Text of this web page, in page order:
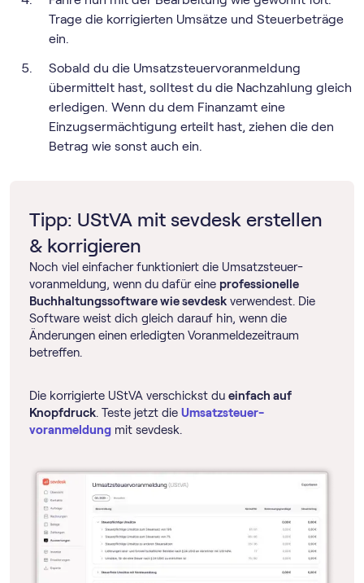
Trage die korrigierten Umsätze und Steuerbeträge
ein.
Sobald du die Umsatz­steuer­voranmeldung
übermittelt hast, solltest du die Nachzahlung gleich
erledigen. Wenn du dem Finanzamt eine
Einzugsermächtigung erteilt hast, ziehen die den
Betrag wie sonst auch ein.
Tipp: UStVA mit sevdesk erstellen
& korrigieren
Noch viel einfacher funktioniert die Umsatz­steuer­
voranmeldung, wenn du dafür eine professionelle
Buch­haltungs­software wie sevdesk verwendest. Die
Software weist dich gleich darauf hin, wenn die
Änderungen einen erledigten Voranmeldezeitraum
betreffen.
Die korrigierte UStVA verschickst du einfach auf
Knopfdruck. Teste jetzt die Umsatz­steuer­
voranmeldung mit sevdesk.